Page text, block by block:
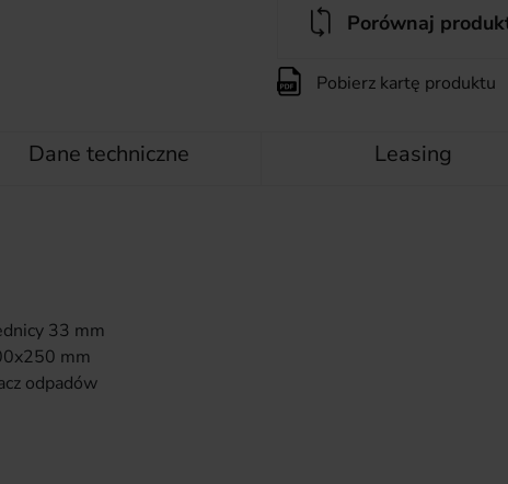
Porównaj
Pobierz kartę produktu
Dane techniczne Leasing
33 mm
mm
odpadów